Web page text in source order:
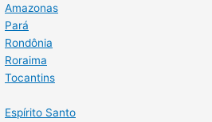
Amazonas
Pará
Rondônia
Roraima
Tocantins
Espírito Santo